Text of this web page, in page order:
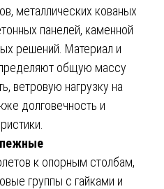
металлических кованых
панелей, каменной
решений. Материал и
общую массу
ветровую нагрузку на
долговечность и
к опорным столбам,
группы с гайками и